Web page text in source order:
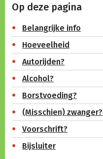
Op deze pagina
Belangrijke info
Hoeveelheid
Autorijden?
Alcohol?
Borstvoeding?
(Misschien) zwanger?
Voorschrift?
Bijsluiter